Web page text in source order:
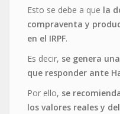
Esto se debe a que la
compraventa y
en el IRPF.
Es decir, se genera
que responder ante
Por ello, se
los valores reales y